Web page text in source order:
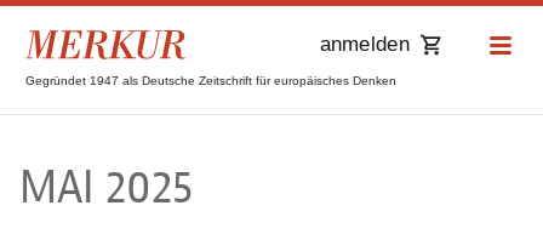
Gegründet 1947 als Deutsche Zeitschrift für europäisches Denken
anmelden
MAI 2025